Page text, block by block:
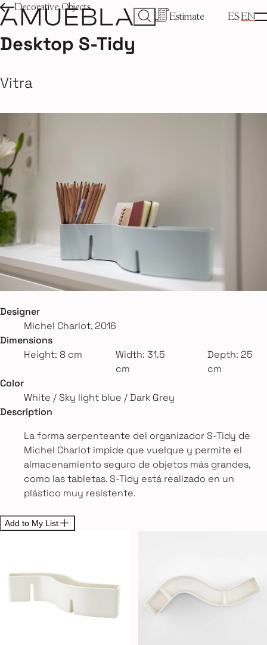
Estimate ES EN
Decorative Objects
Desktop S-Tidy
Vitra
Designer
Michel Charlot, 2016
Dimensions
Height: 8 cm
Width: 31.5
cm
Depth: 25
cm
Color
White / Sky light blue / Dark Grey
Description
La forma serpenteante del organizador S-Tidy de
Michel Charlot impide que vuelque y permite el
almacenamiento seguro de objetos más grandes,
como las tabletas. S-Tidy está realizado en un
plástico muy resistente.
Add to My List